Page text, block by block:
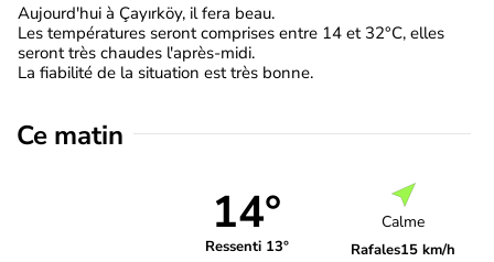
Aujourd'hui à Çayırköy, il fera beau.
Les températures seront comprises entre 14 et 32°C, elles
seront très chaudes l'après-midi.
La fiabilité de la situation est très bonne.
Ce matin
14°
Ressenti 13°
Calme
Rafales15 km/h